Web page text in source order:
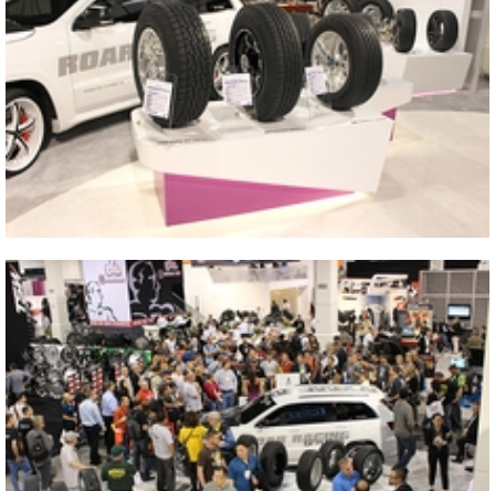
2013 美国拉斯维加斯改装车零配件展览会
关